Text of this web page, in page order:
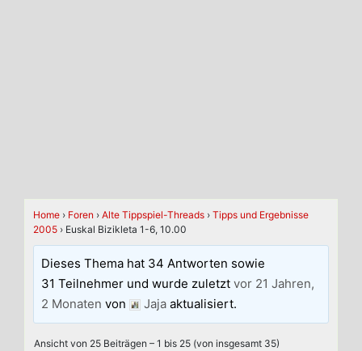
Home › Foren › Alte Tippspiel-Threads › Tipps und Ergebnisse
2005 › Euskal Bizikleta 1-6, 10.00
Dieses Thema hat 34 Antworten sowie
31 Teilnehmer und wurde zuletztvor 21 Jahren,
2 Monaten von Jaja aktualisiert.
Ansicht von 25 Beiträgen – 1 bis 25 (von insgesamt 35)